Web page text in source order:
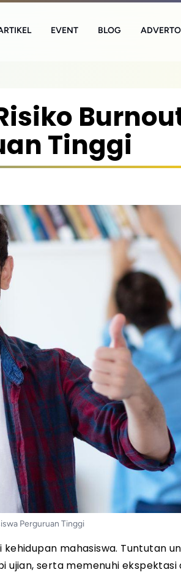
EVENT BLOG
Tinggi
Perguruan Tinggi
mahasiswa. Tuntutan
ujian, serta memenuhi ekspektasi